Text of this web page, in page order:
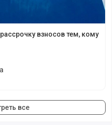
взносов тем, кому
все